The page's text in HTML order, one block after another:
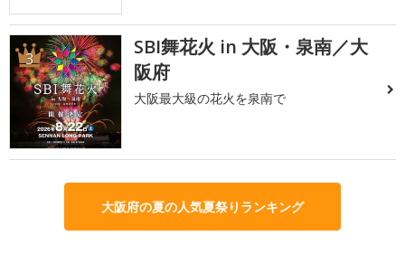
3
SBI舞花火 in 大阪・泉南／大
阪府
大阪最大級の花火を泉南で
大阪府の夏の人気夏祭りランキング